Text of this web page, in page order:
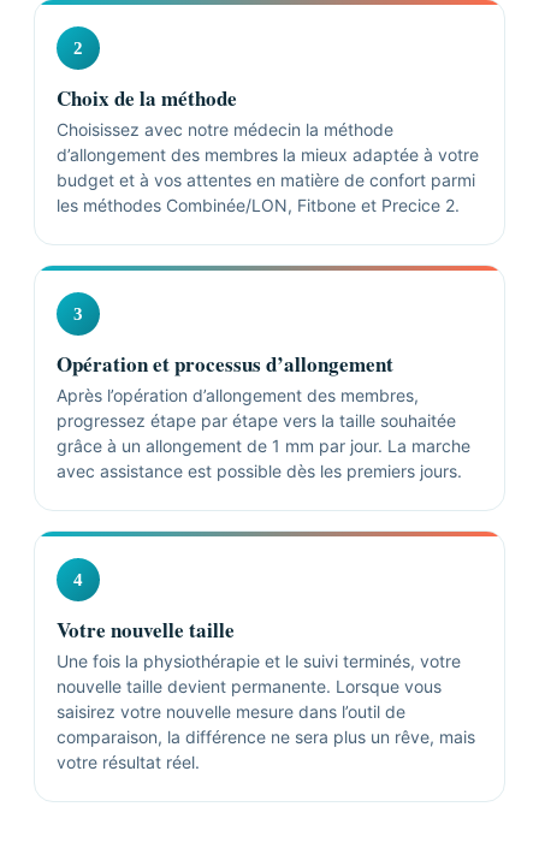
2
Choix de la méthode
Choisissez avec notre médecin la méthode
d’allongement des membres la mieux adaptée à votre
budget et à vos attentes en matière de confort parmi
les méthodes Combinée/LON, Fitbone et Precice 2.
3
Opération et processus d’allongement
Après l’opération d’allongement des membres,
progressez étape par étape vers la taille souhaitée
grâce à un allongement de 1 mm par jour. La marche
avec assistance est possible dès les premiers jours.
4
Votre nouvelle taille
Une fois la physiothérapie et le suivi terminés, votre
nouvelle taille devient permanente. Lorsque vous
saisirez votre nouvelle mesure dans l’outil de
comparaison, la différence ne sera plus un rêve, mais
votre résultat réel.